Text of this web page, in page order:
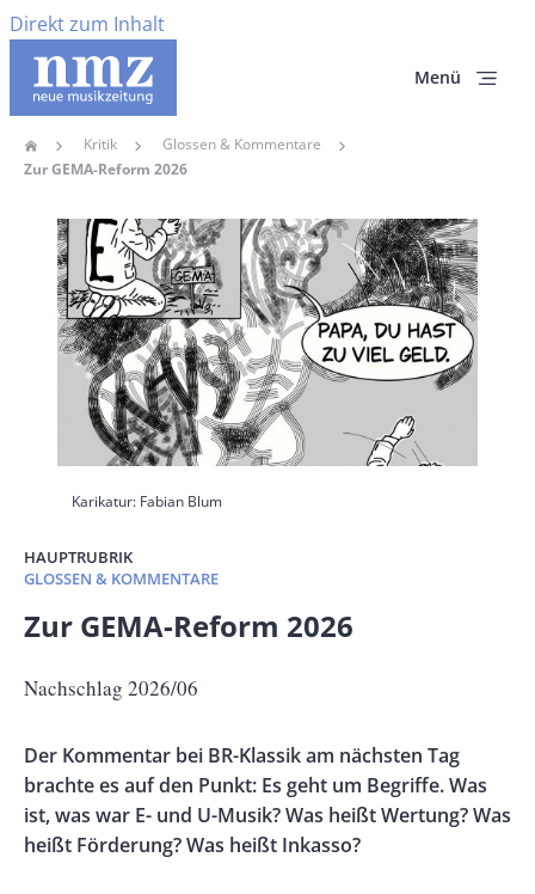
Direkt zum Inhalt
Menü
Pfadnavigation
Home Kritik
Glossen & Kommentare
Zur GEMA-Reform 2026
Hauptbild
Karikatur: Fabian Blum
HAUPTRUBRIK
GLOSSEN & KOMMENTARE
Banner
Size
Zur GEMA-Reform 2026
Untertitel
Nachschlag 2026/06
Vorspann
/
Teaser
Der Kommentar bei BR-Klassik am nächsten Tag
brachte es auf den Punkt: Es geht um Begriffe. Was
ist, was war E- und U-Musik? Was heißt Wertung? Was
heißt Förderung? Was heißt Inkasso?